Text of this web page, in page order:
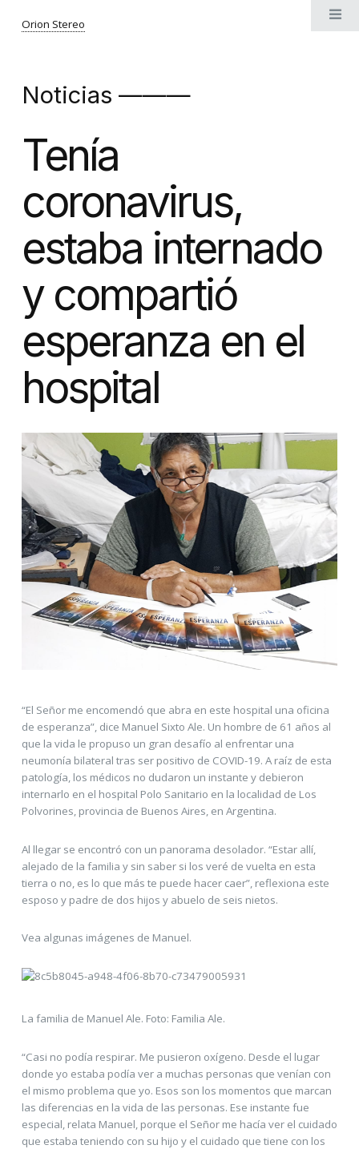
Orion Stereo
Noticias ———
Tenía
coronavirus,
estaba internado
y compartió
esperanza en el
hospital
“El Señor me encomendó que abra en este hospital una oficina
de esperanza”, dice Manuel Sixto Ale. Un hombre de 61 años al
que la vida le propuso un gran desafío al enfrentar una
neumonía bilateral tras ser positivo de COVID-19. A raíz de esta
patología, los médicos no dudaron un instante y debieron
internarlo en el hospital Polo Sanitario en la localidad de Los
Polvorines, provincia de Buenos Aires, en Argentina.
Al llegar se encontró con un panorama desolador. “Estar allí,
alejado de la familia y sin saber si los veré de vuelta en esta
tierra o no, es lo que más te puede hacer caer”, reflexiona este
esposo y padre de dos hijos y abuelo de seis nietos.
Vea algunas imágenes de Manuel.
La familia de Manuel Ale. Foto: Familia Ale.
“Casi no podía respirar. Me pusieron oxígeno. Desde el lugar
donde yo estaba podía ver a muchas personas que venían con
el mismo problema que yo. Esos son los momentos que marcan
las diferencias en la vida de las personas. Ese instante fue
especial, relata Manuel, porque el Señor me hacía ver el cuidado
que estaba teniendo con su hijo y el cuidado que tiene con los